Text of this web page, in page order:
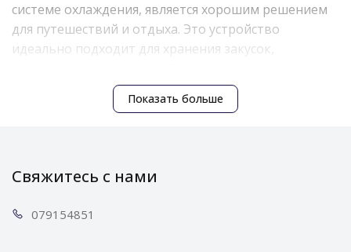
системе охлаждения, является хорошим решением
для путешествий и отдыха. Это устройство
идеально подходит для хранения закусок,
позволяет разместить банки, бутылки, банки и
контейнеры с продуктами разного размера. Полка
Показать больше
Свяжитесь с нами
0791 54851